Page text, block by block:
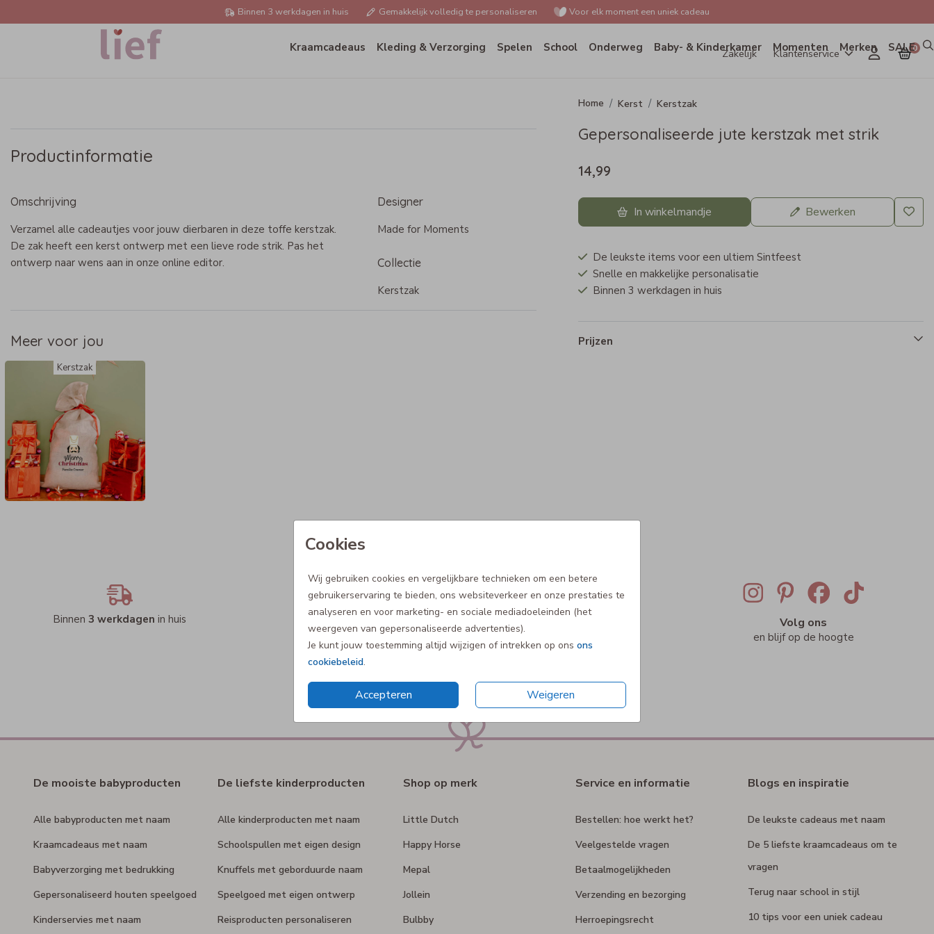
Binnen 3 werkdagen in huis Gemakkelijk volledig te personaliseren Voor elk moment een uniek cadeau
Zakelijk Klantenservice 0
Kraamcadeaus Kleding & Verzorging Spelen School Onderweg Baby- & Kinderkamer Momenten Merken SALE
Cookies
Wij gebruiken cookies en vergelijkbare technieken om een betere
gebruikerservaring te bieden, ons websiteverkeer en onze prestaties te
analyseren en voor marketing- en sociale mediadoeleinden (het
weergeven van gepersonaliseerde advertenties).
Je kunt jouw toestemming altijd wijzigen of intrekken op ons ons
cookiebeleid.
Accepteren Weigeren
Productinformatie
Omschrijving
Verzamel alle cadeautjes voor jouw dierbaren in deze toffe kerstzak.
De zak heeft een kerst ontwerp met een lieve rode strik. Pas het
ontwerp naar wens aan in onze online editor.
Designer
Made for Moments
Collectie
Kerstzak
Meer voor jou
Kerstzak
Kerst Kerstzak
Gepersonaliseerde jute kerstzak met strik
14,99
In winkelmandje Bewerken
De leukste items voor een ultiem Sintfeest
Snelle en makkelijke personalisatie
Binnen 3 werkdagen in huis
Prijzen
Binnen 3 werkdagen in huis
van de 5 sterren
Gemakkelijk volledig
Volg ons
en blijf op de hoogte
De mooiste babyproducten
Alle babyproducten met naam
Kraamcadeaus met naam
Babyverzorging met bedrukking
Gepersonaliseerd houten speelgoed
Kinderservies met naam
De liefste kinderproducten
Alle kinderproducten met naam
Schoolspullen met eigen design
Knuffels met geborduurde naam
Speelgoed met eigen ontwerp
Reisproducten personaliseren
Shop op merk
Little Dutch
Happy Horse
Mepal
Jollein
Bulbby
Service en informatie
Bestellen: hoe werkt het?
Veelgestelde vragen
Betaalmogelijkheden
Verzending en bezorging
Herroepingsrecht
Blogs en inspiratie
De leukste cadeaus met naam
De 5 liefste kraamcadeaus om te
vragen
Terug naar school in stijl
10 tips voor een uniek cadeau